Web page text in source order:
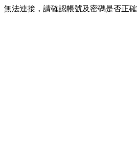
無法連接，請確認帳號及密碼是否正確